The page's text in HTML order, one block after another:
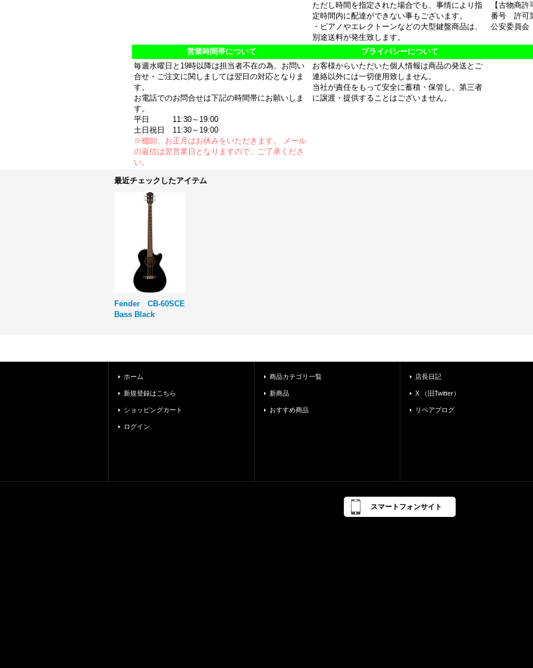
ただし時間を指定された場合でも、事情により指
定時間内に配達ができない事もございます。
・ピアノやエレクトーンなどの大型鍵盤商品は、
別途送料が発生致します。
【古物商許
番号 許可
公安委員
営業時間帯について
プライバシーについて
毎週水曜日と19時以降は担当者不在の為、お問い
合せ・ご注文に関しましては翌日の対応となりま
す。
お電話でのお問合せは下記の時間帯にお願いしま
す。
平日 11:30～19:00
土日祝日 11:30～19:00
※棚卸、お正月はお休みをいただきます。 メール
の返信は翌営業日となりますので、ご了承くださ
い。
お客様からいただいた個人情報は商品の発送とご
連絡以外には一切使用致しません。
当社が責任をもって安全に蓄積・保管し、第三者
に譲渡・提供することはございません。
最近チェックしたアイテム
Fender CB-60SCE
Bass Black
ホーム
新規登録はこちら
ショッピングカート
ログイン
商品カテゴリ一覧
新商品
おすすめ商品
店長日記
X （旧Twitter）
リペアブログ
スマートフォンサイト